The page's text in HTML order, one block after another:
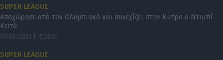
SUPER LEAGUE
Αποχώρησε από τον Ολυμπιακό και συνεχίζει στην Κύπρο ο Ντιμπί
Κεϊτά
07/08/2026 | 15:28:31
SUPER LEAGUE